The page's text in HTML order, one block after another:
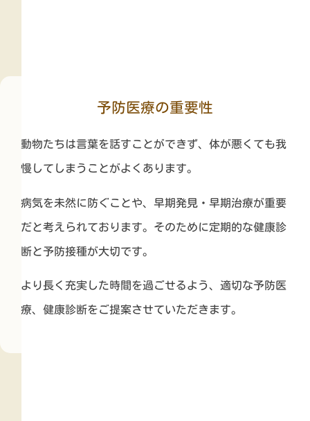
予防医療の重要性
動物たちは言葉を話すことができず、体が悪くても我
慢してしまうことがよくあります。
病気を未然に防ぐことや、早期発見・早期治療が重要
だと考えられております。そのために定期的な健康診
断と予防接種が大切です。
より長く充実した時間を過ごせるよう、適切な予防医
療、健康診断をご提案させていただきます。